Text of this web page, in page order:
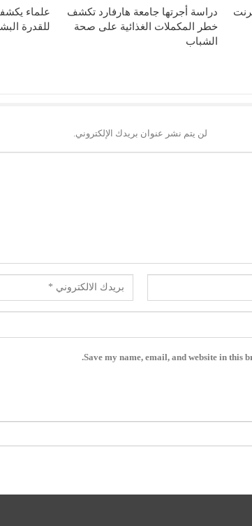
دراسة أجرتها جامعة هارفارد تكشف
خطر المكملات الغذائية على صحة
الشباب
علماء
للقدرة
لن يتم نشر عنوان بريدك الإلكتروني.
Save my name, email, and website in this